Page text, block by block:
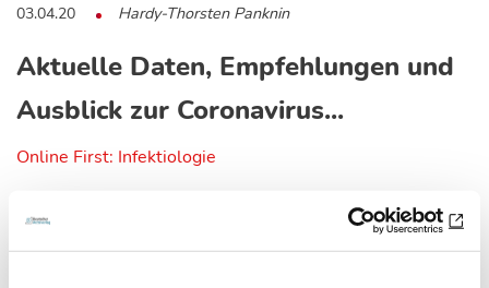
03.04.20 Hardy-Thorsten Panknin
Aktuelle Daten, Empfehlungen und
Ausblick zur Coronavirus...
Online First: Infektiologie
Der gegenwärtige Ausbruch der Coronavirus-assoziierten